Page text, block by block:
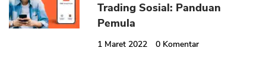
Trading Sosial: Panduan
Pemula
1 Maret 2022 0 Komentar